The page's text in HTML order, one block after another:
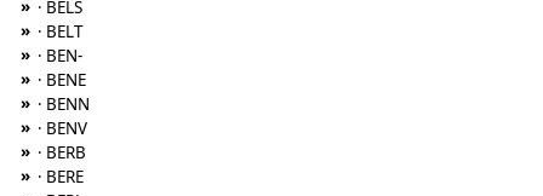
» · BELS
» · BELT
» · BEN-
» · BENE
» · BENN
» · BENV
» · BERB
» · BERE